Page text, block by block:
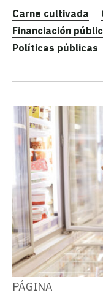
Carne cultivada
Financiación
Políticas públicas
PÁGINA